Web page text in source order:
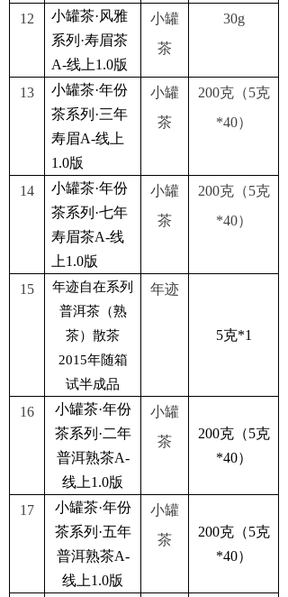
12
小罐茶·风雅
系列·寿眉茶
A-线上1.0版
小罐
茶
30g
13
小罐茶·年份
茶系列·三年
寿眉A-线上
1.0版
小罐
茶
200克（5克
*40）
14
小罐茶·年份
茶系列·七年
寿眉茶A-线
上1.0版
小罐
茶
200克（5克
*40）
15
年迹自在系列
普洱茶（熟
茶）散茶
2015年随箱
试半成品
年迹
5克*1
16
小罐茶·年份
茶系列·二年
普洱熟茶A-
线上1.0版
小罐
茶
200克（5克
*40）
17
小罐茶·年份
茶系列·五年
普洱熟茶A-
线上1.0版
小罐
茶
200克（5克
*40）